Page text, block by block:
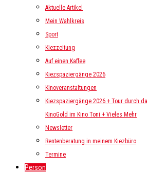
Aktuelle Artikel
Mein Wahlkreis
Sport
Kiezzeitung
Auf einen Kaffee
Kiezspaziergänge 2026
Kinoveranstaltungen
Kiezspaziergänge 2026 + Tour durch
KinoGold im Kino Toni + Vieles Mehr
Newsletter
Rentenberatung in meinem Kiezbüro
Termine
Person